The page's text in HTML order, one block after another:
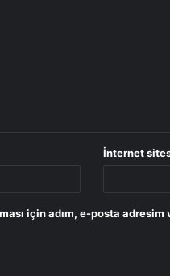
İnternet
için adım, e-posta adresim